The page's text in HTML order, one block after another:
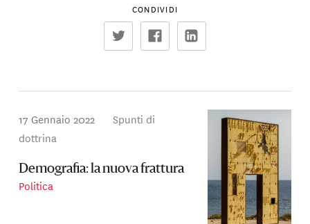
CONDIVIDI
17 Gennaio 2022
Spunti di
dottrina
Demografia: la nuova frattura
Politica